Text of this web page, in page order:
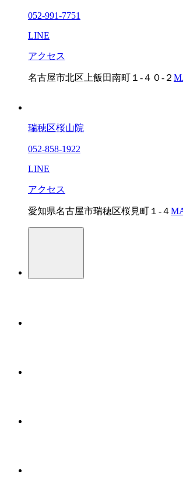
052-991-7751
LINE
アクセス
名古屋市北区上飯田南町１-４０-２
瑞穂区桜山院
052-858-1922
LINE
アクセス
愛知県名古屋市瑞穂区桜見町１-４